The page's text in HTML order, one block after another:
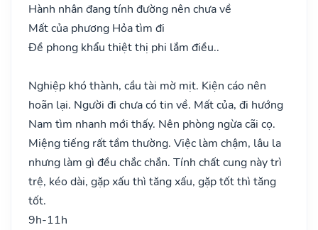
Hành nhân đang tính đường nên chưa về
Mất của phương Hỏa tìm đi
Đề phong khẩu thiệt thị phi lắm điều..
Nghiệp khó thành, cầu tài mờ mịt. Kiện cáo nên
hoãn lại. Người đi chưa có tin về. Mất của, đi hướng
Nam tìm nhanh mới thấy. Nên phòng ngừa cãi cọ.
Miệng tiếng rất tầm thường. Việc làm chậm, lâu la
nhưng làm gì đều chắc chắn. Tính chất cung này trì
trệ, kéo dài, gặp xấu thì tăng xấu, gặp tốt thì tăng
tốt.
9h-11h